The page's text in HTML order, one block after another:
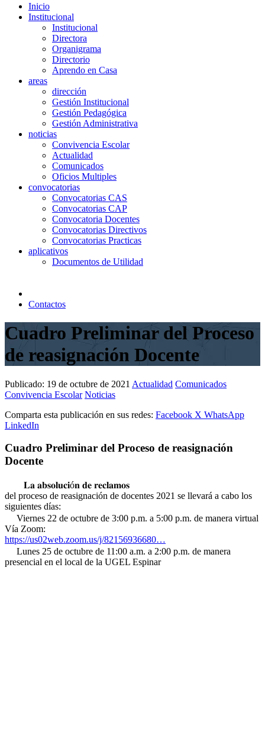
Inicio
Institucional
Institucional
Directora
Organigrama
Directorio
Aprendo en Casa
areas
dirección
Gestión Institucional
Gestión Pedagógica
Gestión Administrativa
noticias
Convivencia Escolar
Actualidad
Comunicados
Oficios Multiples
convocatorias
Convocatorias CAS
Convocatorias CAP
Convocatoria Docentes
Convocatorias Directivos
Convocatorias Practicas
aplicativos
Documentos de Utilidad
Contactos
Cuadro Preliminar del Proceso
de reasignación Docente
Publicado: 19 de octubre de 2021 Actualidad Comunicados
Convivencia Escolar Noticias
Comparta esta publicación en sus redes: Facebook X WhatsApp
LinkedIn
Cuadro Preliminar del Proceso de reasignación
Docente
𝐋𝐚 𝐚𝐛𝐬𝐨𝐥𝐮𝐜𝐢ó𝐧 𝐝𝐞 𝐫𝐞𝐜𝐥𝐚𝐦𝐨𝐬
del proceso de reasignación de docentes 2021 se llevará a cabo los
siguientes días:
Viernes 22 de octubre de 3:00 p.m. a 5:00 p.m. de manera virtual
Vía Zoom:
https://us02web.zoom.us/j/82156936680…
Lunes 25 de octubre de 11:00 a.m. a 2:00 p.m. de manera
presencial en el local de la UGEL Espinar